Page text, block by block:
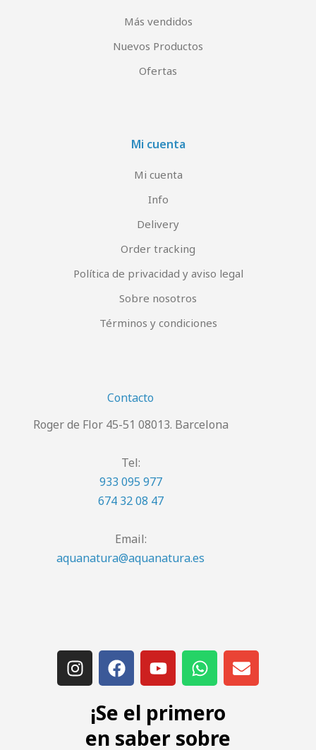
Más vendidos
Nuevos Productos
Ofertas
Mi cuenta
Mi cuenta
Info
Delivery
Order tracking
Política de privacidad y aviso legal
Sobre nosotros
Términos y condiciones
Contacto
Roger de Flor 45-51 08013. Barcelona
Tel:
933 095 977
674 32 08 47
Email:
aquanatura@aquanatura.es
¡Se el primero
en saber sobre